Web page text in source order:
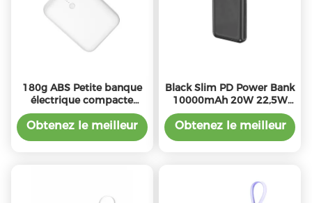
180g ABS Petite banque
électrique compacte
10000mah Avec PD20W
de sortie
Obtenez le meilleur
Black Slim PD Power Bank
10000mAh 20W 22,5W
Banque d'alimentation
électrique compacte
Obtenez le meilleur